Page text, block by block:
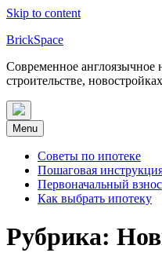
Skip to content
BrickSpace
Современное англоязычное
строительстве,
Menu
Советы по ипотеке
Пошаговая
Первоначальный взнос
Как выбрать ипотеку
Рубрика: